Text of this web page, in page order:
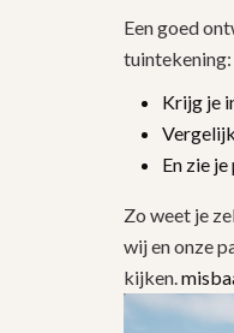
Een goed
tuintekening:
Krijg je
En zie
Zo weet je
wij en onze
kijken.